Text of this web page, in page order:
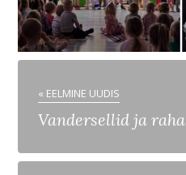
« EELMINE UUDIS
Vandersellid ja raha